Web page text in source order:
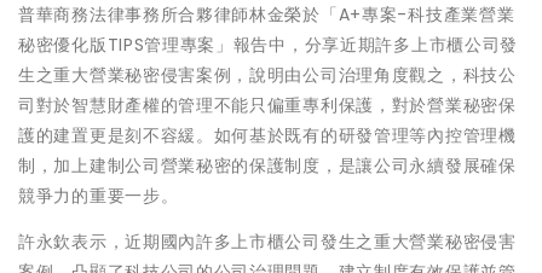
普華商務法律事務所合夥律師林金榮於「A+專案-科技產業營業
秘密優化版TIPS管理專案」報告中，分享近期許多上市櫃公司發
生之重大營業秘密侵害案例，說明由公司治理角度觀之，科技公
司對於智慧財產權的管理不能只偏重專利保護，對於營業秘密保
護的建置更是刻不容緩。如何基於既有的研發管理等內控管理機
制，加上建制公司營業秘密的保護制度，是讓公司永續發展確保
競爭力的重要一步。
許永欽表示，近期國內許多上市櫃公司發生之重大營業秘密侵害